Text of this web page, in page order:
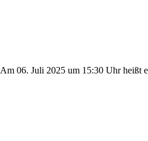
06. Juli 2025 um 15:30 Uhr